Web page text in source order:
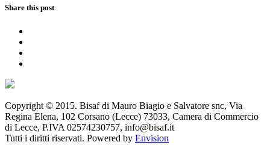
Share this post
Copyright © 2015. Bisaf di Mauro Biagio e Salvatore snc, Via
Regina Elena, 102 Corsano (Lecce) 73033, Camera di Commercio
di Lecce, P.IVA 02574230757, info@bisaf.it
Tutti i diritti riservati. Powered by Envision